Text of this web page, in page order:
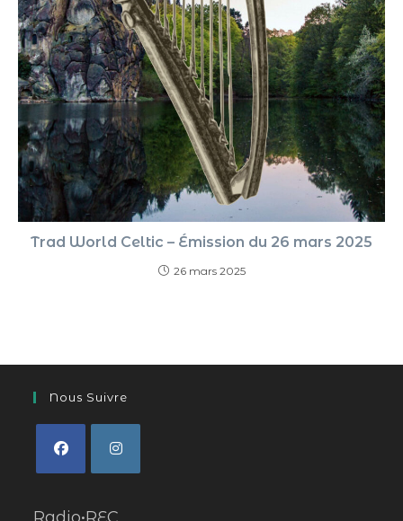
Trad World Celtic – Émission du 26 mars 2025
26 mars 2025
Nous Suivre